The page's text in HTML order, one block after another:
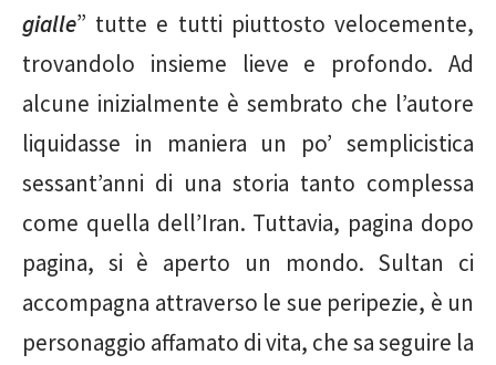
gialle” tutte e tutti piuttosto velocemente,
trovandolo insieme lieve e profondo. Ad
alcune inizialmente è sembrato che l’autore
liquidasse in maniera un po’ semplicistica
sessant’anni di una storia tanto complessa
come quella dell’Iran. Tuttavia, pagina dopo
pagina, si è aperto un mondo. Sultan ci
accompagna attraverso le sue peripezie, è un
personaggio affamato di vita, che sa seguire la